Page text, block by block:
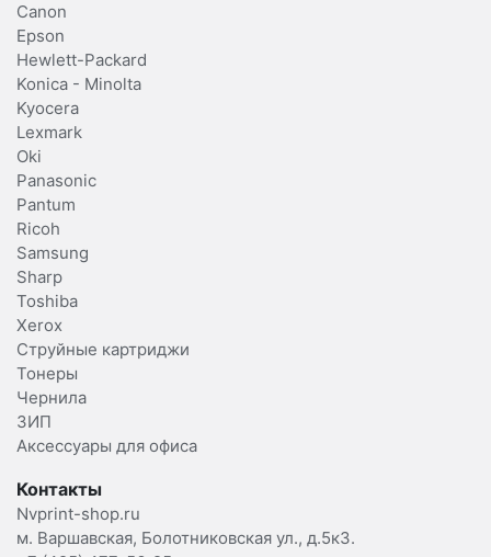
Canon
Epson
Hewlett-Packard
Konica - Minolta
Kyocera
Lexmark
Oki
Panasonic
Pantum
Ricoh
Samsung
Sharp
Toshiba
Xerox
Струйные картриджи
Тонеры
Чернила
ЗИП
Аксессуары для офиса
Контакты
Nvprint-shop.ru
м. Варшавская, Болотниковская ул., д.5к3.